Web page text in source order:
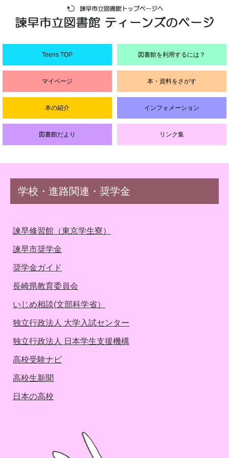
Teens TOP 図書館を利用するには？
マイページ 本・資料をさがす
本の紹介 インフォメーション
図書館だより リンク集
学校・進路関連・奨学金
諫早修習館（東京学生寮）
諫早市奨学金
奨学金ガイド
長崎県教育委員会
いじめ相談(文部科学省）
独立行政法人 大学入試センター
独立行政法人 日本学生支援機構
高校受験ナビ
高校生新聞
日本の高校